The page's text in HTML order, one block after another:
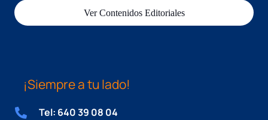
Ver Contenidos Editoriales
¡Siempre a tu lado!
Tel: 640 39 08 04